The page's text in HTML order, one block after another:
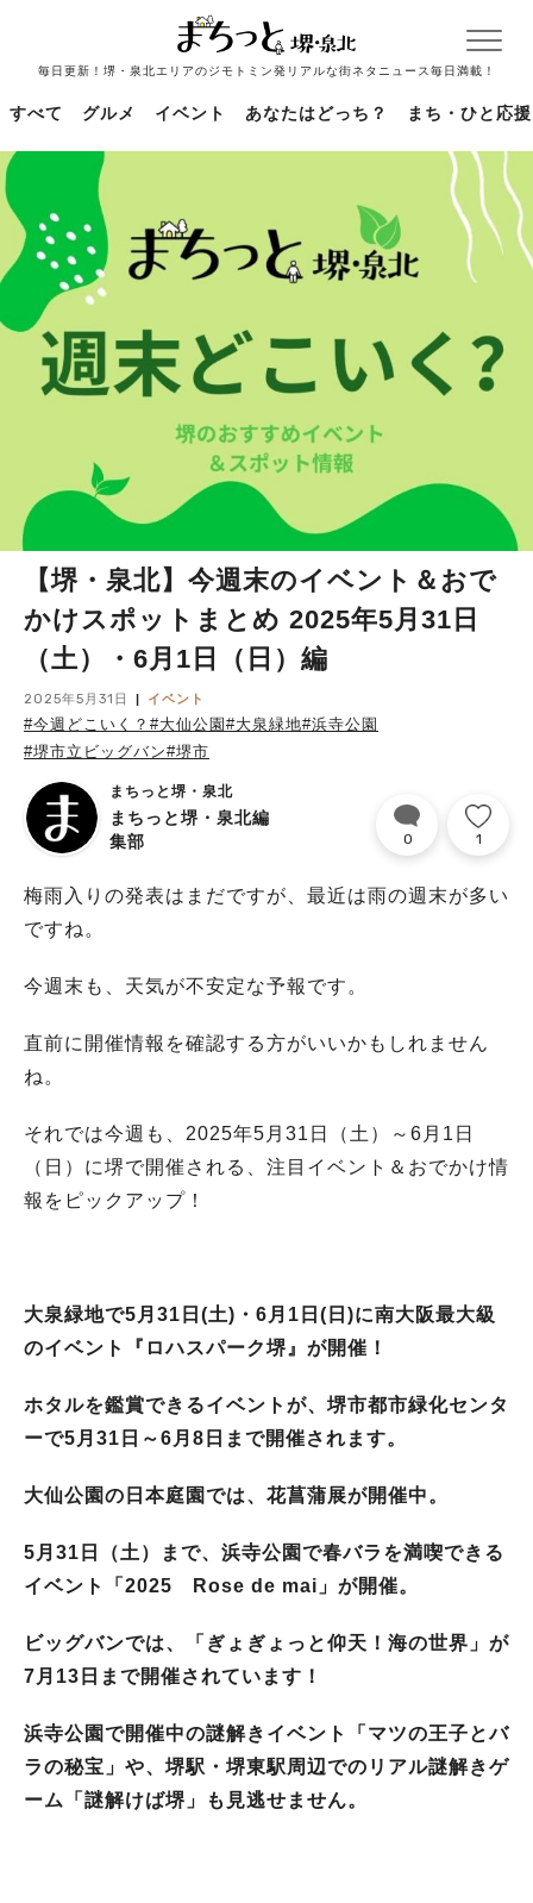
毎日更新！堺・泉北エリアのジモトミン発リアルな街ネタニュース毎日満載！
すべて グルメ イベント あなたはどっち？ まち・ひと応援
【堺・泉北】今週末のイベント＆おで
かけスポットまとめ 2025年5月31日
（土）・6月1日（日）編
2025年5月31日 イベント
#今週どこいく？ #大仙公園 #大泉緑地#浜寺公園
#堺市立ビッグバン#堺市
まちっと堺・泉北
まちっと堺・泉北編
集部
0 1
梅雨入りの発表はまだですが、最近は雨の週末が多い
ですね。
今週末も、天気が不安定な予報です。
直前に開催情報を確認する方がいいかもしれません
ね。
それでは今週も、2025年5月31日（土）～6月1日
（日）に堺で開催される、注目イベント＆おでかけ情
報をピックアップ！
大泉緑地で5月31日(土)・6月1日(日)に南大阪最大級
のイベント『ロハスパーク堺』が開催！
ホタルを鑑賞できるイベントが、堺市都市緑化センタ
ーで5月31日～6月8日まで開催されます。
大仙公園の日本庭園では、花菖蒲展が開催中。
5月31日（土）まで、浜寺公園で春バラを満喫できる
イベント「2025 Rose de mai」が開催。
ビッグバンでは、「ぎょぎょっと仰天！海の世界」が
7月13日まで開催されています！
浜寺公園で開催中の謎解きイベント「マツの王子とバ
ラの秘宝」や、堺駅・堺東駅周辺でのリアル謎解きゲ
ーム「謎解けば堺」も見逃せません。